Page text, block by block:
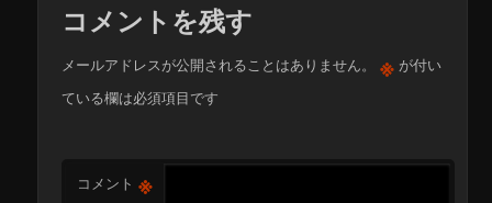
コメントを残す
メールアドレスが公開されることはありません。 ※ が付い
ている欄は必須項目です
コメント ※